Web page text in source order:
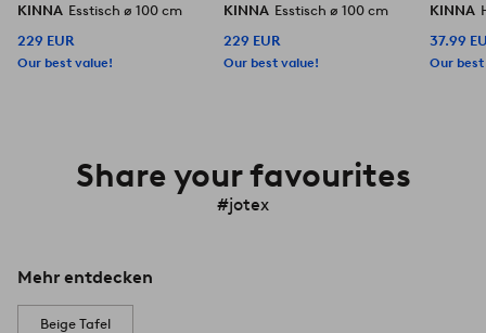
KINNA Esstisch ø 100 cm
229 EUR
Our best value!
KINNA Esstisch ø 100 cm
229 EUR
Our best value!
KINNA
37.99
Our
Share your favourites
#jotex
Mehr entdecken
Beige Tafel